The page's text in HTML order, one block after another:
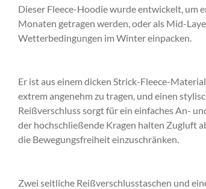
Dieser Fleece-Hoodie wurde entwickelt, um
Monaten getragen werden, oder als Mid-
Wetterbedingungen im Winter einpacken.
Er ist aus einem dicken Strick-Fleece-
extrem angenehm zu tragen, und einen
Reißverschluss sorgt für ein einfaches An-
der hochschließende Kragen halten Zugluft
die Bewegungsfreiheit einzuschränken.
Zwei seitliche Reißverschlusstaschen und